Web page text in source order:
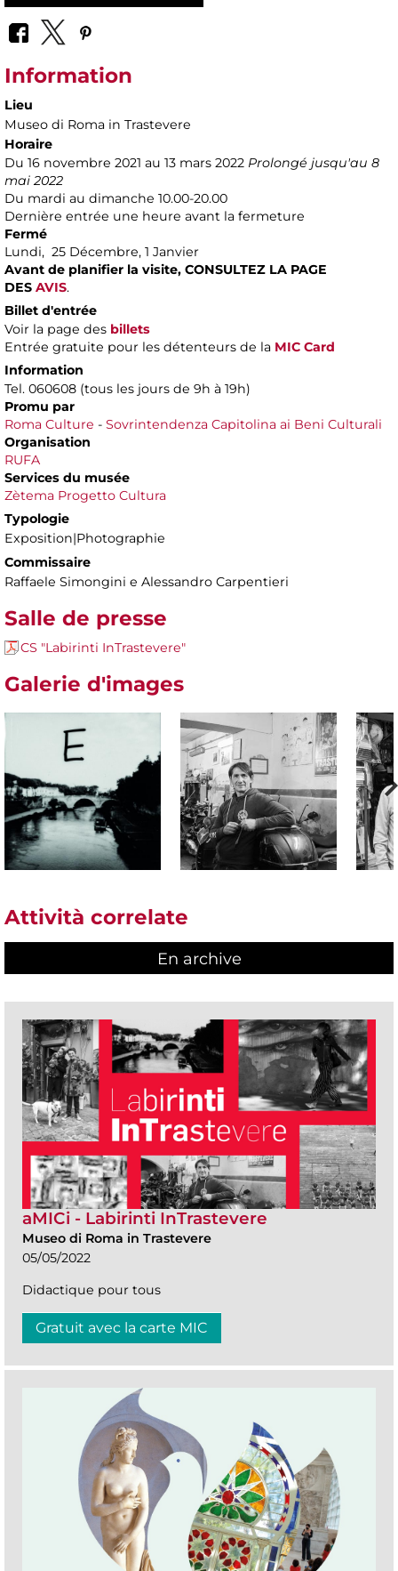
Information
Lieu
Museo di Roma in Trastevere
Horaire
Du 16 novembre 2021 au 13 mars 2022 Prolongé jusqu'au 8
mai 2022
Du mardi au dimanche 10.00-20.00
Dernière entrée une heure avant la fermeture
Fermé
Lundi, 25 Décembre, 1 Janvier
Avant de planifier la visite, CONSULTEZ LA PAGE
DES AVIS.
Billet d'entrée
Voir la page des billets
Entrée gratuite pour les détenteurs de la MIC Card
Information
Tel. 060608 (tous les jours de 9h à 19h)
Promu par
Roma Culture - Sovrintendenza Capitolina ai Beni Culturali
Organisation
RUFA
Services du musée
Zètema Progetto Cultura
Typologie
Exposition|Photographie
Commissaire
Raffaele Simongini e Alessandro Carpentieri
Salle de presse
CS "Labirinti InTrastevere"
Galerie d'images
Attività correlate
En archive
aMICi - Labirinti InTrastevere
Museo di Roma in Trastevere
05/05/2022
Didactique pour tous
Gratuit avec la carte MIC